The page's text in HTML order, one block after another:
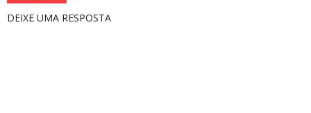
DEIXE UMA RESPOSTA